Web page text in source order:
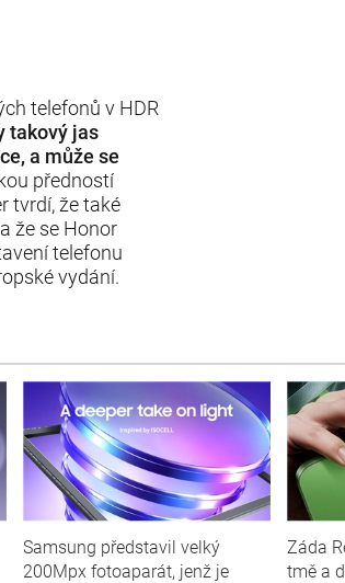
telefonů v HDR
takový jas
a může se
předností
tvrdí, že také
že se Honor
telefonu
vydání.
Samsung představil velký
200Mpx fotoaparát, jenž je
Záda
tmě a